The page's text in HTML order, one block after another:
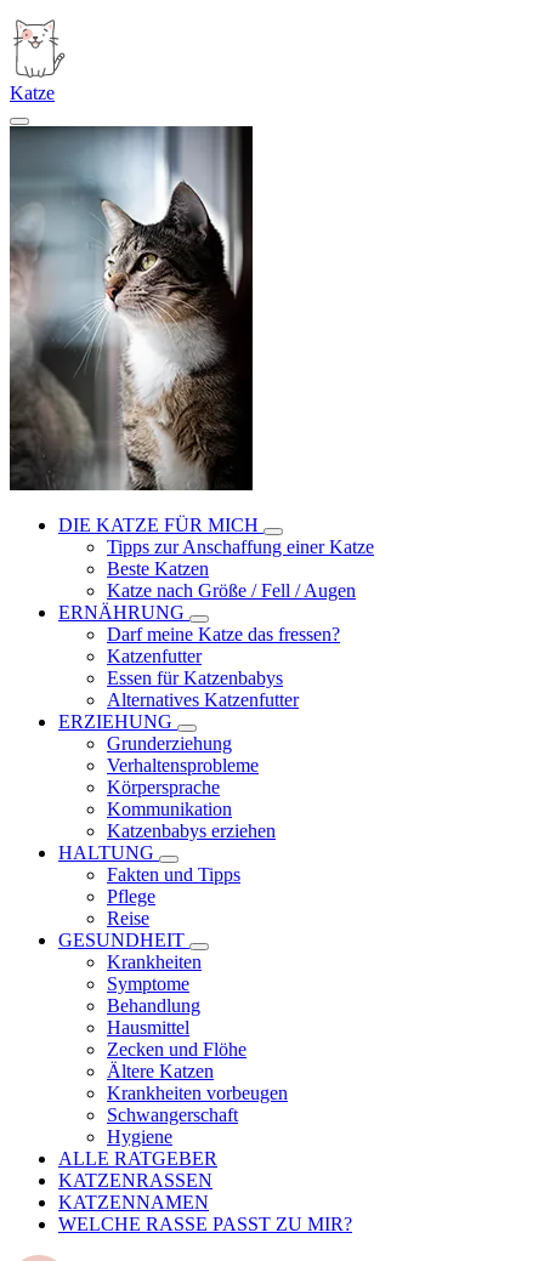
Katze
DIE KATZE FÜR MICH
Tipps zur Anschaffung einer Katze
Beste Katzen
Katze nach Größe / Fell / Augen
ERNÄHRUNG
Darf meine Katze das fressen?
Katzenfutter
Essen für Katzenbabys
Alternatives Katzenfutter
ERZIEHUNG
Grunderziehung
Verhaltensprobleme
Körpersprache
Kommunikation
Katzenbabys erziehen
HALTUNG
Fakten und Tipps
Pflege
Reise
GESUNDHEIT
Krankheiten
Symptome
Behandlung
Hausmittel
Zecken und Flöhe
Ältere Katzen
Krankheiten vorbeugen
Schwangerschaft
Hygiene
ALLE RATGEBER
KATZENRASSEN
KATZENNAMEN
WELCHE RASSE PASST ZU MIR?